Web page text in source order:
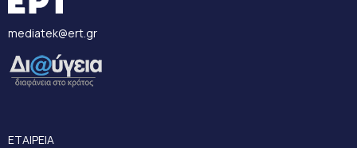
mediatek@ert.gr
ΕΤΑΙΡΕΙΑ